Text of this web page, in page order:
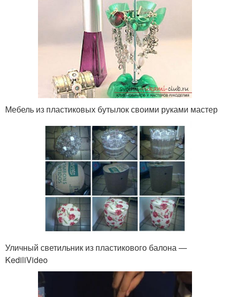
Мебель из пластиковых бутылок своими руками мастер
Уличный светильник из пластикового балона —
KediliVideo